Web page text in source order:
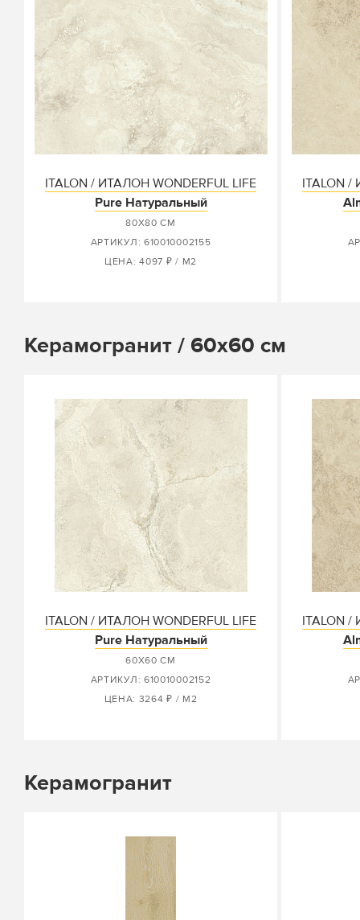
ITALON / ИТАЛОН WONDERFUL LIFE
Pure Натуральный
80X80 СМ
АРТИКУЛ: 610010002155
ЦЕНА: 4097 ₽ / М2
ITALON /
Керамогранит / 60х60 см
ITALON / ИТАЛОН WONDERFUL LIFE
Pure Натуральный
60X60 СМ
АРТИКУЛ: 610010002152
ЦЕНА: 3264 ₽ / М2
ITALON /
Керамогранит